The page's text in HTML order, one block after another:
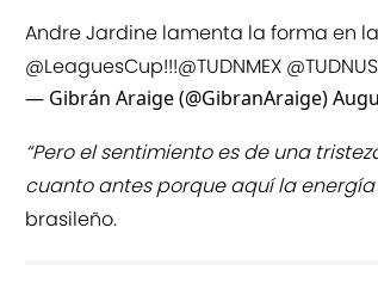
Andre Jardine lamenta la forma en
@LeaguesCup!!!@TUDNMEX
— Gibrán Araige (@GibranAraige)
“Pero el sentimiento es de una
cuanto antes porque aquí la energía
brasileño.